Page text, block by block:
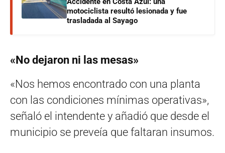
motociclista resultó lesionada y fue
trasladada al Sayago
«No dejaron ni las mesas»
«Nos hemos encontrado con una planta
con las condiciones mínimas operativas»,
señaló el intendente y añadió que desde el
municipio se preveía que faltaran insumos.